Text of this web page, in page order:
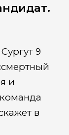
9
и
в